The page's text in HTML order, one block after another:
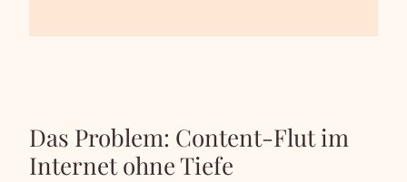
Das Problem: Content-Flut im
Internet ohne Tiefe